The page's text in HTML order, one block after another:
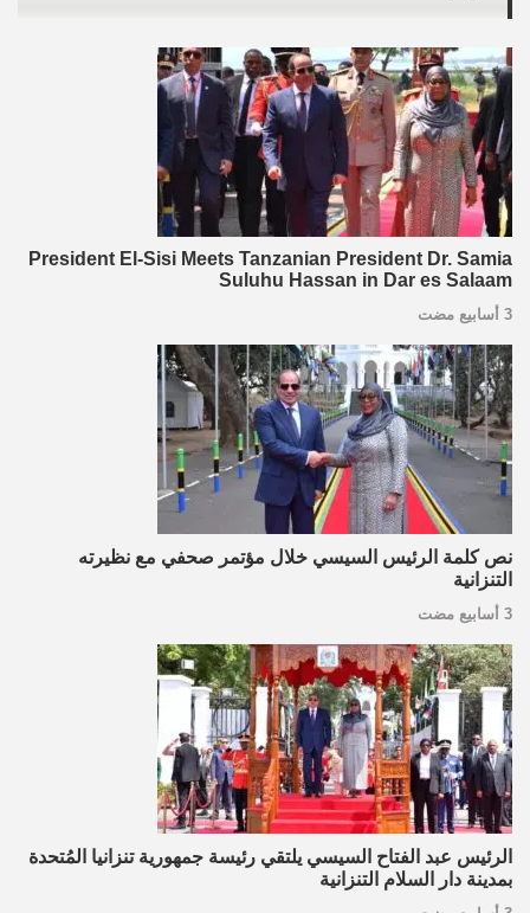
President El-Sisi Meets Tanzanian President Dr. Samia
Suluhu Hassan in Dar es Salaam
3 أسابيع مضت
نص كلمة الرئيس السيسي خلال مؤتمر صحفي مع نظيرته
التنزانية
3 أسابيع مضت
الرئيس عبد الفتاح السيسي يلتقي رئيسة جمهورية تنزانيا المُتحدة
بمدينة دار السلام التنزانية